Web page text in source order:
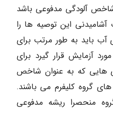
آلودگی مدفوعی باشد
آشامیدنی این توصیه ها را
آب باید به طور مرتب برای
آزمایش قرار گیرد برای
هایی که به عنوان شاخص
گروه کلیفرم می باشند.
منحصرا ریشه مدفوعی